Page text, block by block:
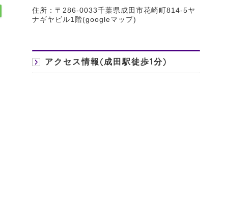
住所：〒286-0033千葉県成田市花崎町814-5ヤ
ナギヤビル1階(googleマップ)
アクセス情報(成田駅徒歩1分)